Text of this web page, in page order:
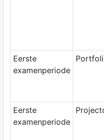
Eerste
examenperiode
Eerste
examenperiode